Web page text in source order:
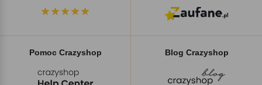
Pomoc Crazyshop Blog Crazyshop